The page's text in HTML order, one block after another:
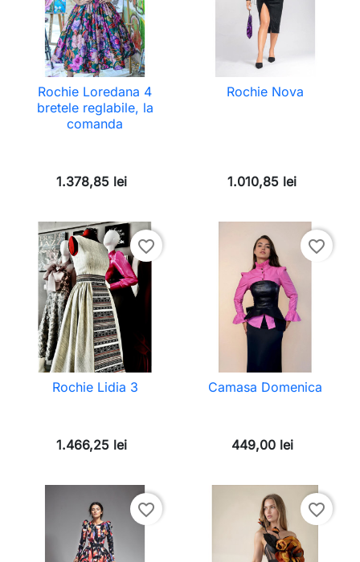
Rochie Loredana 4
bretele reglabile, la
comanda
1.378,85 lei
Rochie Nova
1.010,85 lei
favorite_border
Rochie Lidia 3
1.466,25 lei
favorite_border
Camasa Domenica
449,00 lei
favorite_border favorite_border